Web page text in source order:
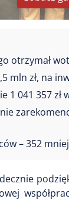
otrzymał
mln zł, na
041 357 zł
– 352